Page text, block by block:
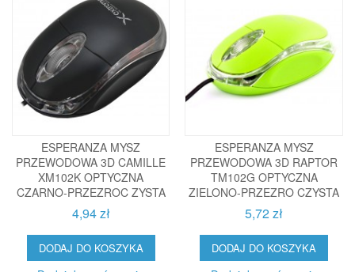
ESPERANZA MYSZ
PRZEWODOWA 3D CAMILLE
XM102K OPTYCZNA
CZARNO-PRZEZROC ZYSTA
4,94 zł
DODAJ DO KOSZYKA
ESPERANZA MYSZ
PRZEWODOWA 3D RAPTOR
TM102G OPTYCZNA
ZIELONO-PRZEZRO CZYSTA
5,72 zł
DODAJ DO KOSZYKA